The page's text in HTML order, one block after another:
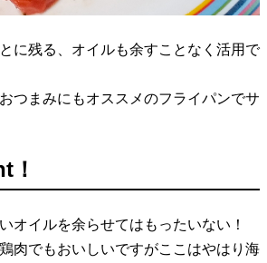
に残る、オイルも余すことなく活用で
つまみにもオススメのフライパンでサ
！
オイルを余らせてはもったいない！
肉でもおいしいですがここはやはり海